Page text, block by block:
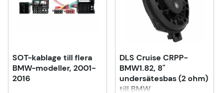
SOT-kablage till flera
BMW-modeller, 2001-
2016
DLS Cruise CRPP-
BMW1.82, 8"
undersätesbas (2 ohm)
till BMW